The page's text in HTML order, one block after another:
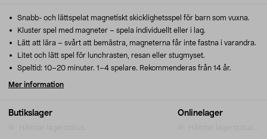
Butikslager Onlinelager
Snabb- och lättspelat magnetiskt skicklighetsspel för barn som vuxna.
Kluster spel med magneter – spela individuellt eller i lag.
Lätt att lära – svårt att bemästra, magneterna får inte fastna i varandra.
Litet och lätt spel för lunchrasten, resan eller stugmyset.
Speltid: 10–20 minuter. 1–4 spelare. Rekommenderas från 14 år.
Mer information